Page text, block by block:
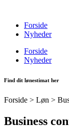
indholdForside
Nyheder
Forside
Nyheder
Find dit lønestimat her
Forside > Løn >
Business